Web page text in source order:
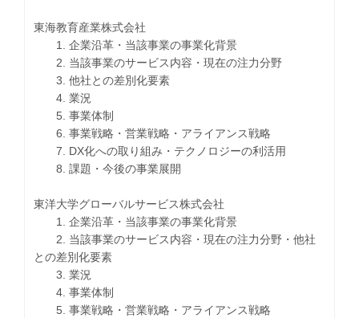
東海教育産業株式会社
1. 企業沿革・当該事業の事業化背景
2. 当該事業のサービス内容・現在の注力分野
3. 他社との差別化要素
4. 業況
5. 事業体制
6. 事業戦略・営業戦略・アライアンス戦略
7. DX化への取り組み・テクノロジーの利活用
8. 課題・今後の事業展開
東洋大学グローバルサービス株式会社
1. 企業沿革・当該事業の事業化背景
2. 当該事業のサービス内容・現在の注力分野・他社
との差別化要素
3. 業況
4. 事業体制
5. 事業戦略・営業戦略・アライアンス戦略